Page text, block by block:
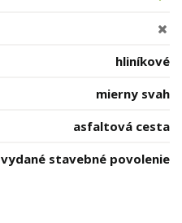
hliníkové
mierny svah
asfaltová cesta
vydané stavebné povolenie